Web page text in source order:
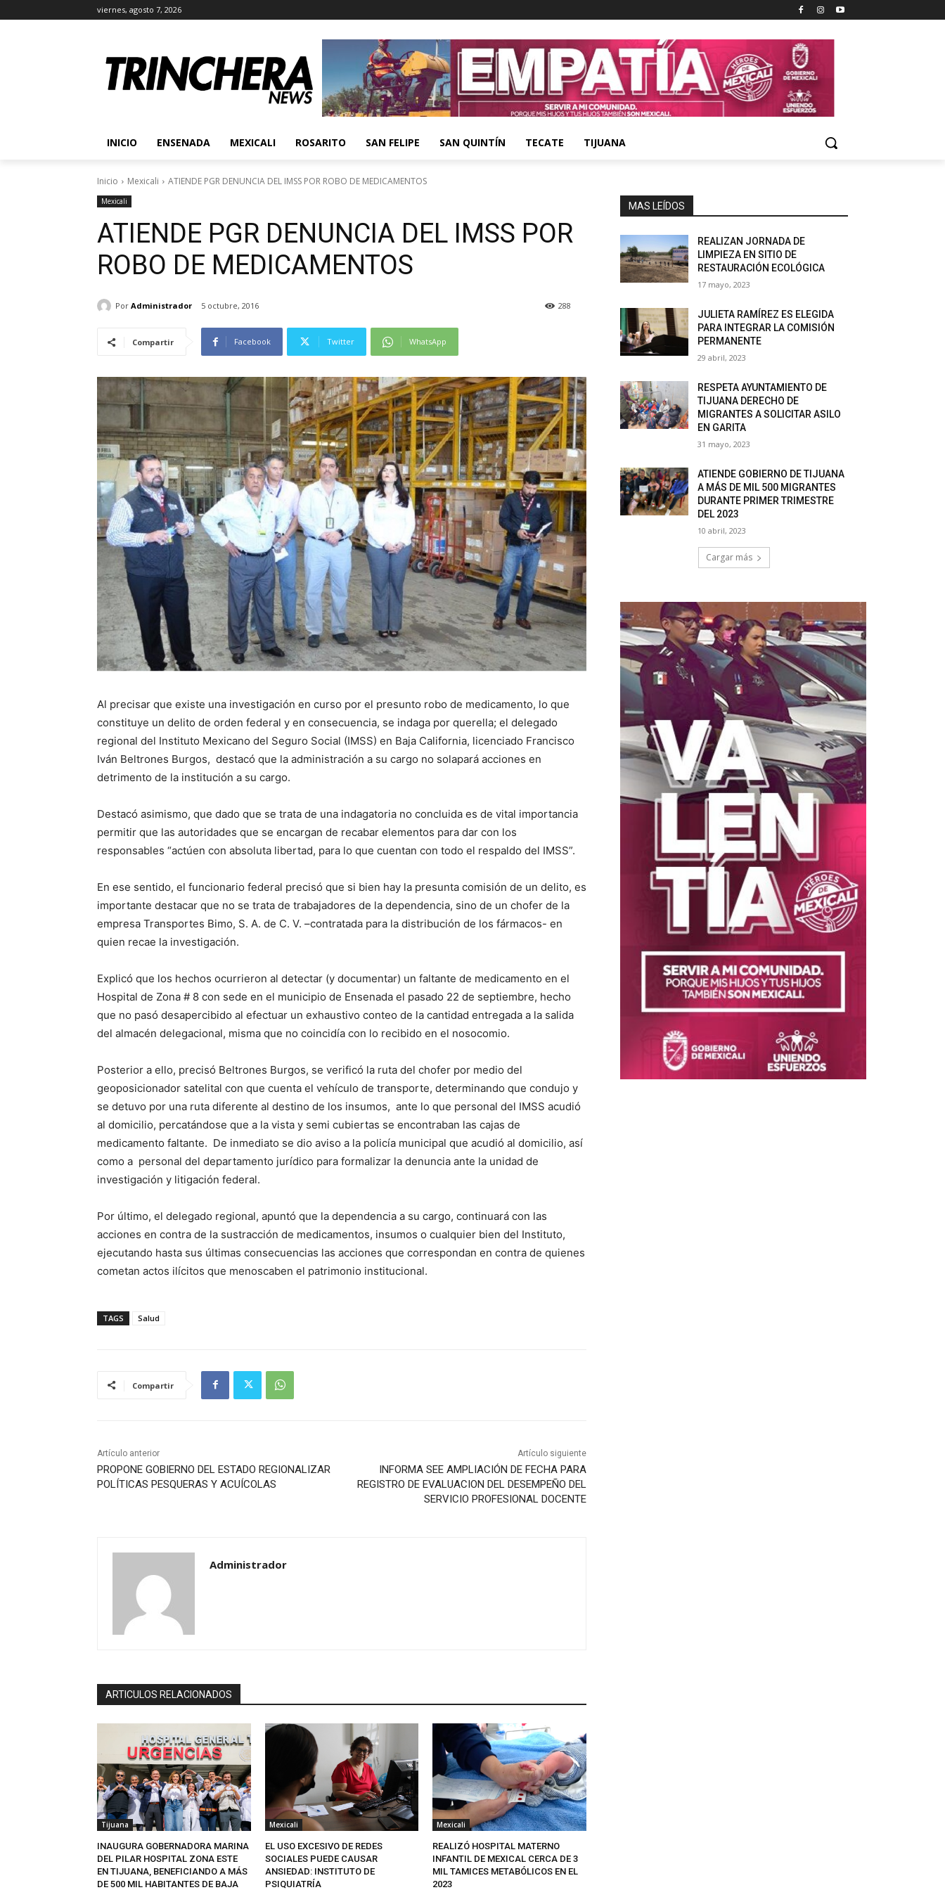
viernes, agosto 7, 2026
INICIO ENSENADA MEXICALI ROSARITO SAN FELIPE SAN QUINTÍN TECATE TIJUANA
Inicio Mexicali ATIENDE PGR DENUNCIA DEL IMSS POR ROBO DE MEDICAMENTOS
Mexicali
ATIENDE PGR DENUNCIA DEL IMSS POR
ROBO DE MEDICAMENTOS
Por Administrador 5 octubre, 2016 288
Compartir Facebook Twitter WhatsApp
Al precisar que existe una investigación en curso por el presunto robo de medicamento, lo que
constituye un delito de orden federal y en consecuencia, se indaga por querella; el delegado
regional del Instituto Mexicano del Seguro Social (IMSS) en Baja California, licenciado Francisco
Iván Beltrones Burgos, destacó que la administración a su cargo no solapará acciones en
detrimento de la institución a su cargo.
Destacó asimismo, que dado que se trata de una indagatoria no concluida es de vital importancia
permitir que las autoridades que se encargan de recabar elementos para dar con los
responsables “actúen con absoluta libertad, para lo que cuentan con todo el respaldo del IMSS”.
En ese sentido, el funcionario federal precisó que si bien hay la presunta comisión de un delito, es
importante destacar que no se trata de trabajadores de la dependencia, sino de un chofer de la
empresa Transportes Bimo, S. A. de C. V. –contratada para la distribución de los fármacos- en
quien recae la investigación.
Explicó que los hechos ocurrieron al detectar (y documentar) un faltante de medicamento en el
Hospital de Zona # 8 con sede en el municipio de Ensenada el pasado 22 de septiembre, hecho
que no pasó desapercibido al efectuar un exhaustivo conteo de la cantidad entregada a la salida
del almacén delegacional, misma que no coincidía con lo recibido en el nosocomio.
Posterior a ello, precisó Beltrones Burgos, se verificó la ruta del chofer por medio del
geoposicionador satelital con que cuenta el vehículo de transporte, determinando que condujo y
se detuvo por una ruta diferente al destino de los insumos, ante lo que personal del IMSS acudió
al domicilio, percatándose que a la vista y semi cubiertas se encontraban las cajas de
medicamento faltante. De inmediato se dio aviso a la policía municipal que acudió al domicilio, así
como a personal del departamento jurídico para formalizar la denuncia ante la unidad de
investigación y litigación federal.
Por último, el delegado regional, apuntó que la dependencia a su cargo, continuará con las
acciones en contra de la sustracción de medicamentos, insumos o cualquier bien del Instituto,
ejecutando hasta sus últimas consecuencias las acciones que correspondan en contra de quienes
cometan actos ilícitos que menoscaben el patrimonio institucional.
TAGS Salud
Compartir
Artículo anterior
PROPONE GOBIERNO DEL ESTADO REGIONALIZAR
POLÍTICAS PESQUERAS Y ACUÍCOLAS
Artículo siguiente
INFORMA SEE AMPLIACIÓN DE FECHA PARA
REGISTRO DE EVALUACION DEL DESEMPEÑO DEL
SERVICIO PROFESIONAL DOCENTE
Administrador
ARTICULOS RELACIONADOS
Tijuana
INAUGURA GOBERNADORA MARINA
DEL PILAR HOSPITAL ZONA ESTE
EN TIJUANA, BENEFICIANDO A MÁS
DE 500 MIL HABITANTES DE BAJA
Mexicali
EL USO EXCESIVO DE REDES
SOCIALES PUEDE CAUSAR
ANSIEDAD: INSTITUTO DE
PSIQUIATRÍA
Mexicali
REALIZÓ HOSPITAL MATERNO
INFANTIL DE MEXICAL CERCA DE 3
MIL TAMICES METABÓLICOS EN EL
2023
MAS LEÍDOS
REALIZAN JORNADA DE
LIMPIEZA EN SITIO DE
RESTAURACIÓN ECOLÓGICA
17 mayo, 2023
JULIETA RAMÍREZ ES ELEGIDA
PARA INTEGRAR LA COMISIÓN
PERMANENTE
29 abril, 2023
RESPETA AYUNTAMIENTO DE
TIJUANA DERECHO DE
MIGRANTES A SOLICITAR ASILO
EN GARITA
31 mayo, 2023
ATIENDE GOBIERNO DE TIJUANA
A MÁS DE MIL 500 MIGRANTES
DURANTE PRIMER TRIMESTRE
DEL 2023
10 abril, 2023
Cargar más